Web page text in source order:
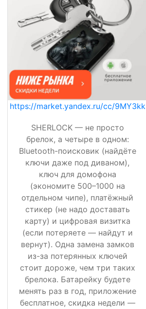
https://market.yandex.ru/cc/9MY3kk
SHERLOCK — не просто
брелок, а четыре в одном:
Bluetooth-поисковик (найдёте
ключи даже под диваном),
ключ для домофона
(экономите 500–1000 на
отдельном чипе), платёжный
стикер (не надо доставать
карту) и цифровая визитка
(если потеряете — найдут и
вернут). Одна замена замков
из-за потерянных ключей
стоит дороже, чем три таких
брелока. Батарейку будете
менять раз в год, приложение
бесплатное, скидка недели —